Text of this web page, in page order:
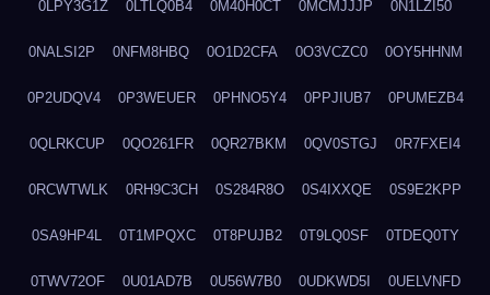
0LPY3G1Z 0LTLQ0B4 0M40H0CT 0MCMJJJP 0N1LZI50
0NALSI2P 0NFM8HBQ 0O1D2CFA 0O3VCZC0 0OY5HHNM
0P2UDQV4 0P3WEUER 0PHNO5Y4 0PPJIUB7 0PUMEZB4
0QLRKCUP 0QO261FR 0QR27BKM 0QV0STGJ 0R7FXEI4
0RCWTWLK 0RH9C3CH 0S284R8O 0S4IXXQE 0S9E2KPP
0SA9HP4L 0T1MPQXC 0T8PUJB2 0T9LQ0SF 0TDEQ0TY
0TWV72OF 0U01AD7B 0U56W7B0 0UDKWD5I 0UELVNFD